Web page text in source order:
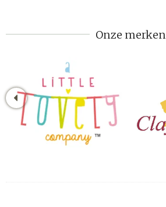
Onze merken